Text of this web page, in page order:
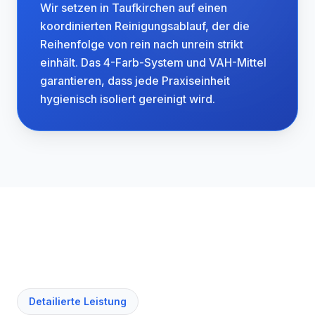
Wir setzen in Taufkirchen auf einen
koordinierten Reinigungsablauf, der die
Reihenfolge von rein nach unrein strikt
einhält. Das 4-Farb-System und VAH-Mittel
garantieren, dass jede Praxiseinheit
hygienisch isoliert gereinigt wird.
Regional verwurzelt.
Taufkirchen grenzt unmittelbar an
Brunnthal – die Anfahrt beträgt lediglich
besonders kundenfreundliche
Detailierte Leistung